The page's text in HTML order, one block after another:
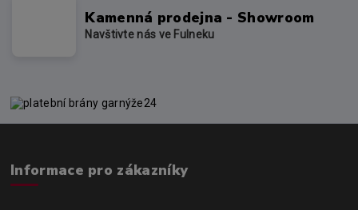
Kamenná prodejna - Showroom
Navštivte nás ve Fulneku
Informace pro zákazníky